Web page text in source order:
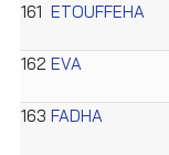
161 ETOUFFEHA
162 EVA
163 FADHA